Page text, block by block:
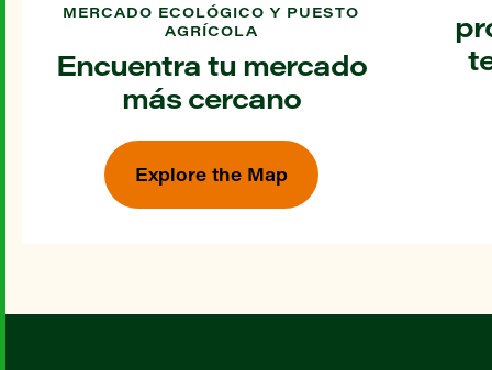
MERCADO ECOLÓGICO Y PUESTO
AGRÍCOLA
Encuentra tu mercado
más cercano
Explore the Map